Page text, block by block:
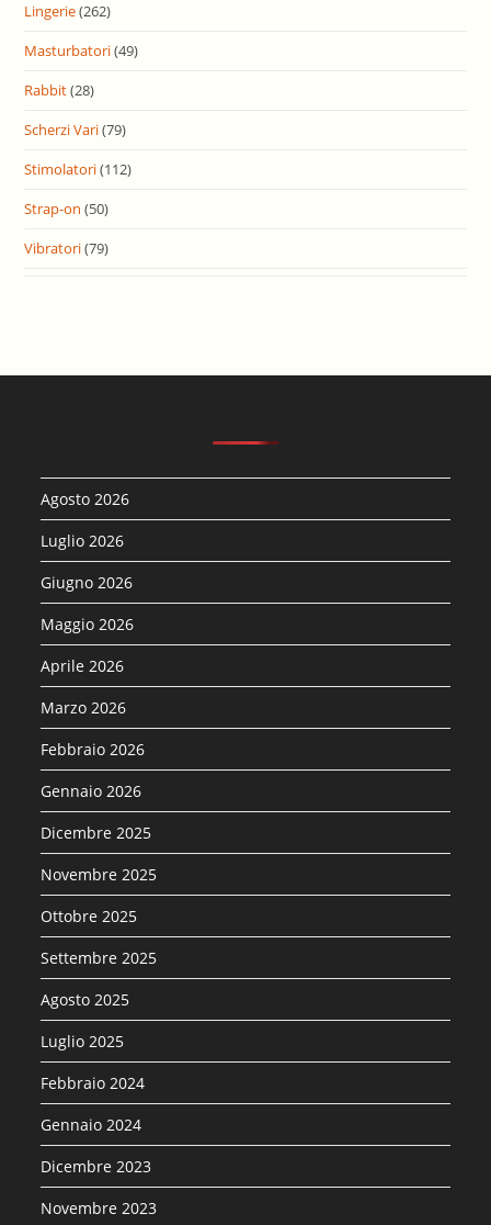
Lingerie(262)
Masturbatori(49)
Rabbit(28)
Scherzi Vari(79)
Stimolatori(112)
Strap-on (50)
Vibratori(79)
Agosto 2026
Luglio 2026
Giugno 2026
Maggio 2026
Aprile 2026
Marzo 2026
Febbraio 2026
Gennaio 2026
Dicembre 2025
Novembre 2025
Ottobre 2025
Settembre 2025
Agosto 2025
Luglio 2025
Febbraio 2024
Gennaio 2024
Dicembre 2023
Novembre 2023